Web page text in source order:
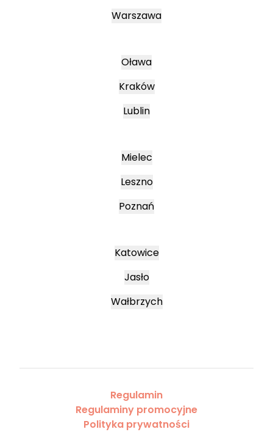
Warszawa
Oława
Kraków
Lublin
Mielec
Leszno
Poznań
Katowice
Jasło
Wałbrzych
Regulamin
Regulaminy promocyjne
Polityka prywatności